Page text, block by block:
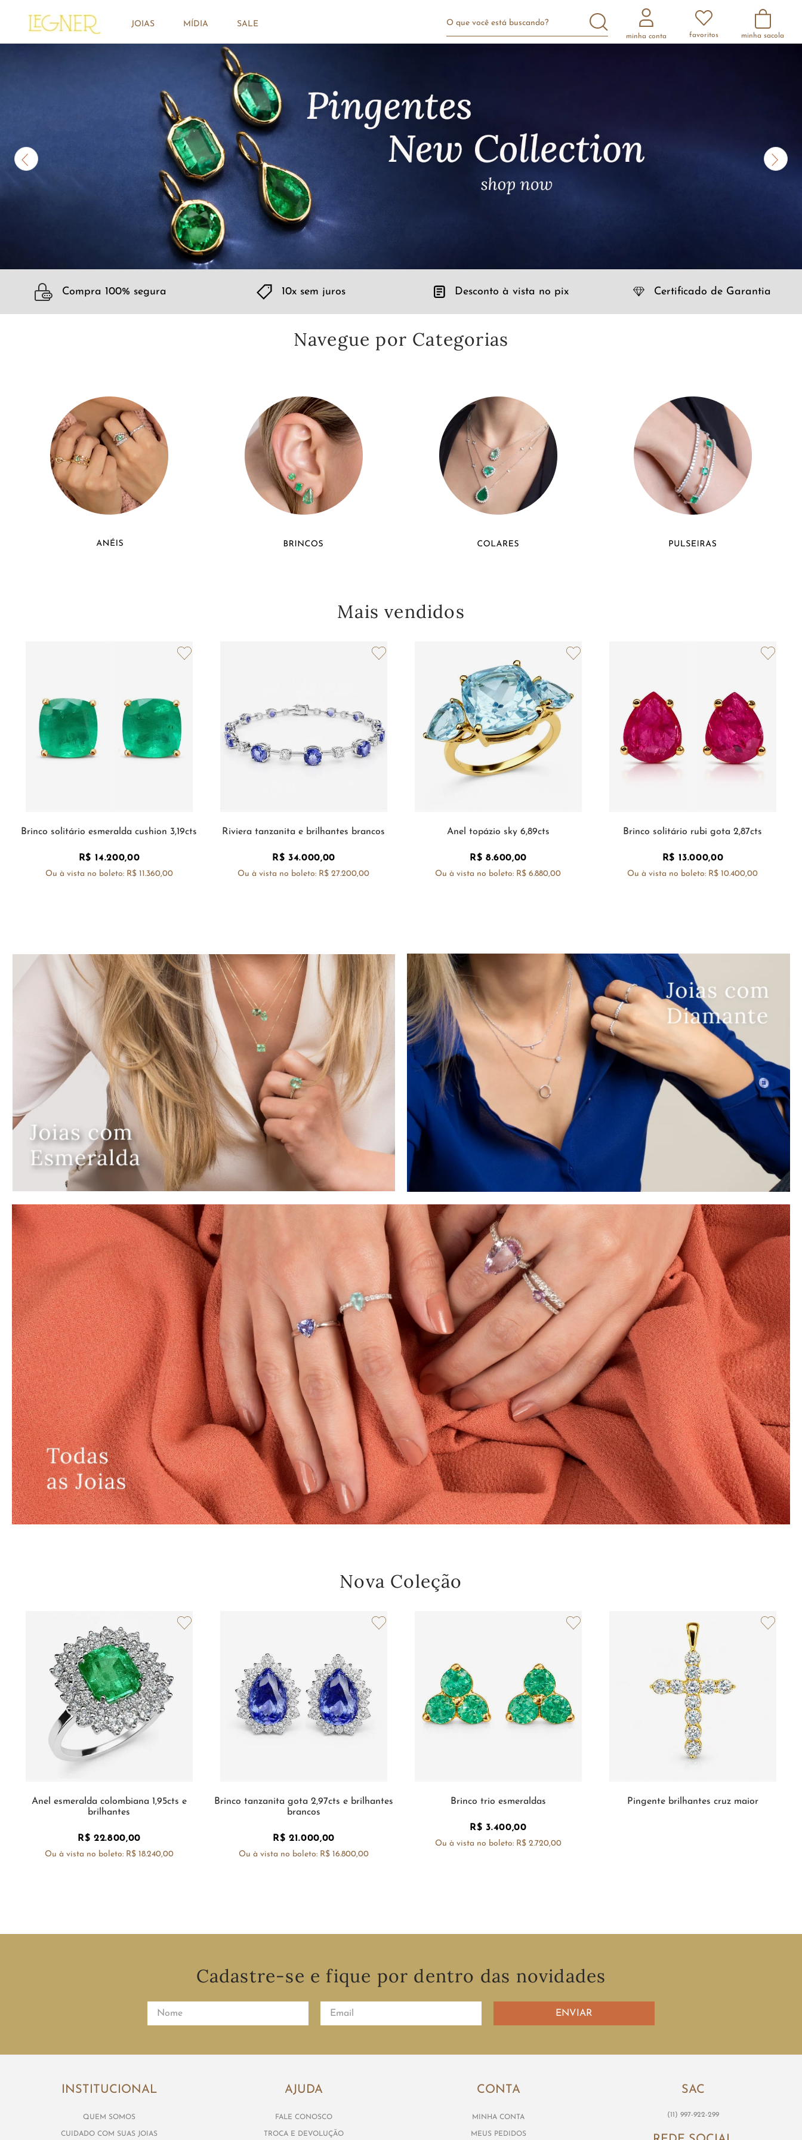
JOIAS MÍDIA SALE
minha conta favoritos
Compra 100% segura 10x sem juros Desconto à vista no pix Certificado de Garantia
Navegue por Categorias
Mais vendidos
Brinco solitário esmeralda cushion 3,19cts
R$ 14.200,00
Ou à vista no boleto: R$ 11.360,00
Riviera tanzanita e brilhantes brancos
R$ 34.000,00
Ou à vista no boleto: R$ 27.200,00
Anel topázio sky 6,89cts
R$ 8.600,00
Ou à vista no boleto: R$ 6.880,00
Brinco solitário rubi gota 2,87cts
R$ 13.000,00
Ou à vista no boleto: R$ 10.400,00
Nova Coleção
Anel esmeralda colombiana 1,95cts e
brilhantes
R$ 22.800,00
Ou à vista no boleto: R$ 18.240,00
Brinco tanzanita gota 2,97cts e brilhantes
brancos
R$ 21.000,00
Ou à vista no boleto: R$ 16.800,00
Brinco trio esmeraldas
R$ 3.400,00
Ou à vista no boleto: R$ 2.720,00
Pingente brilhantes cruz maior
Cadastre-se e fique por dentro das novidades
ENVIAR
INSTITUCIONAL
QUEM SOMOS
CUIDADO COM SUAS JOIAS
AJUDA
FALE CONOSCO
TROCA E DEVOLUÇÃO
CONTA
MINHA CONTA
MEUS PEDIDOS
SAC
(11) 997-922-299